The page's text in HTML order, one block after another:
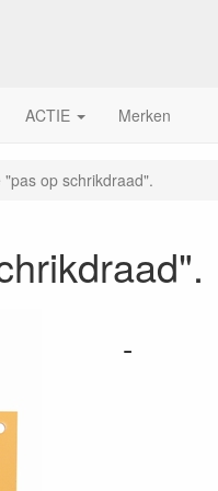
ACTIE Merken
"pas op schrikdraad".
-